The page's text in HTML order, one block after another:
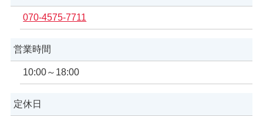
070-4575-7711
営業時間
10:00～18:00
定休日